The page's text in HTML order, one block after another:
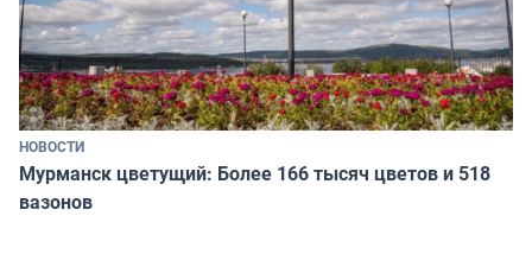
НОВОСТИ
Мурманск цветущий: Более 166 тысяч цветов и 518
вазонов